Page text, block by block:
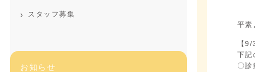
平素
【
下記
〇
スタッフ募集
お知らせ